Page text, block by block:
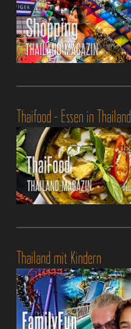
Thaifood - Essen in Thailand
Thailand mit Kindern